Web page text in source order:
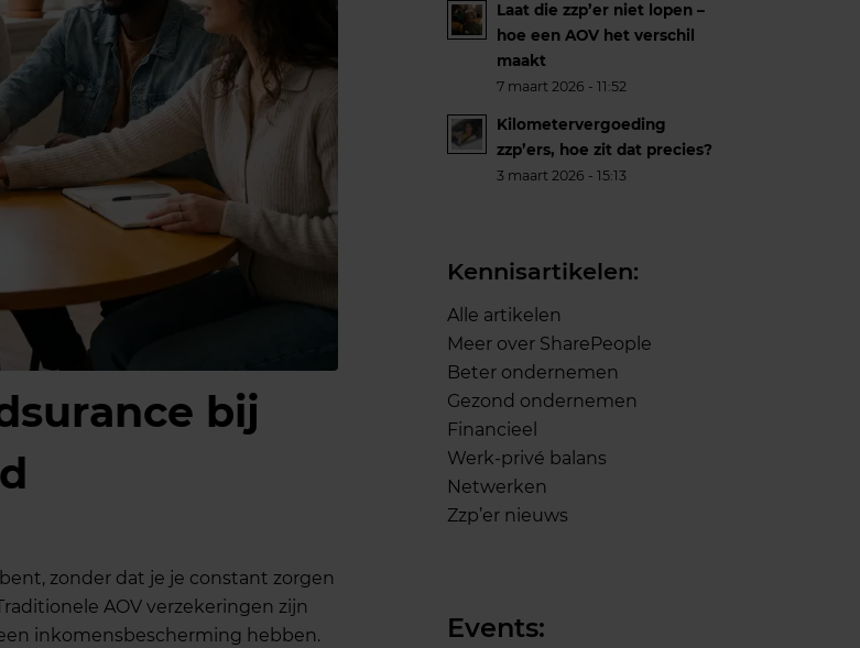
bij
zonder dat je je constant zorgen
AOV verzekeringen zijn
inkomensbescherming hebben.
Laat die zzp’er niet lopen –
hoe een AOV het verschil
maakt
7 maart 2026 - 11:52
Kilometervergoeding
zzp’ers, hoe zit dat precies?
3 maart 2026 - 15:13
Kennisartikelen:
Alle artikelen
Meer over SharePeople
Beter ondernemen
Gezond ondernemen
Financieel
Werk-privé balans
Netwerken
Zzp’er nieuws
Events: